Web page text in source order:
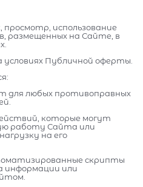
использование
размещенных на Сайте, в
Публичной оферты.
для любых противоправных
которые могут
работу Сайта или
на его
скрипты
информации или